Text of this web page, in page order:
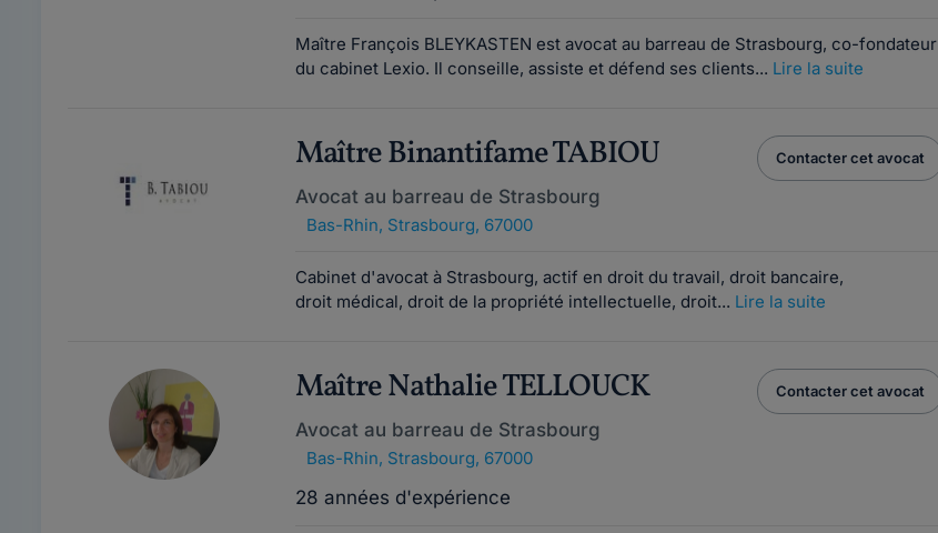
Maître François BLEYKASTEN est avocat au barreau de Strasbourg, co-fondateur
du cabinet Lexio. Il conseille, assiste et défend ses clients... Lire la suite
Maître Binantifame TABIOU
Avocat au barreau de Strasbourg
Bas-Rhin, Strasbourg, 67000
Contacter cet avocat
Cabinet d'avocat à Strasbourg, actif en droit du travail, droit bancaire,
droit médical, droit de la propriété intellectuelle, droit... Lire la suite
Maître Nathalie TELLOUCK
Avocat au barreau de Strasbourg
Bas-Rhin, Strasbourg, 67000
28 années d'expérience
Contacter cet avocat